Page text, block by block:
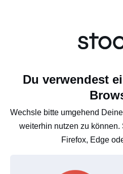
Du verwendest
Wechsle bitte umgehend
weiterhin nutzen zu können.
Firefox, Edge